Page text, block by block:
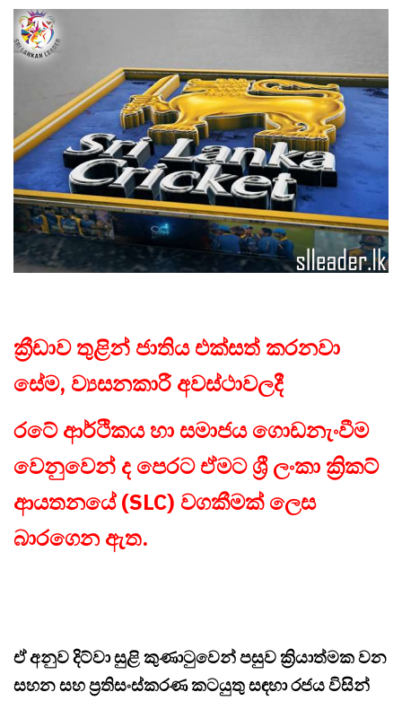
ක්‍රීඩාව තුළින් ජාතිය එක්සත් කරනවා
සේම, ව්‍යසනකාරී අවස්ථාවලදී
රටේ ආර්ථිකය හා සමාජය ගොඩනැංවීම
වෙනුවෙන් ද පෙරට ඒමට ශ්‍රී ලංකා ක්‍රිකට්
ආයතනයේ (SLC) වගකීමක් ලෙස
බාරගෙන ඇත.
ඒ අනුව දිට්වා සුළි කුණාටුවෙන් පසුව ක්‍රියාත්මක වන
සහන සහ ප්‍රතිසංස්කරණ කටයුතු සඳහා රජය විසින්